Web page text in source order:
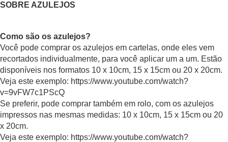
SOBRE AZULEJOS
Como são os azulejos?
Você pode comprar os azulejos em cartelas, onde eles vem
recortados individualmente, para você aplicar um a um. Estão
disponíveis nos formatos 10 x 10cm, 15 x 15cm ou 20 x 20cm.
Veja este exemplo: https://www.youtube.com/watch?
v=9vFW7c1PScQ
Se preferir, pode comprar também em rolo, com os azulejos
impressos nas mesmas medidas: 10 x 10cm, 15 x 15cm ou 20
x 20cm.
Veja este exemplo: https://www.youtube.com/watch?